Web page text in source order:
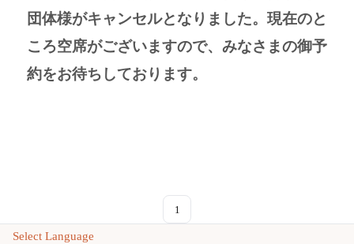
団体様がキャンセルとなりました。現在のと
ころ空席がございますので、みなさまの御予
約をお待ちしております。
1
Select Language